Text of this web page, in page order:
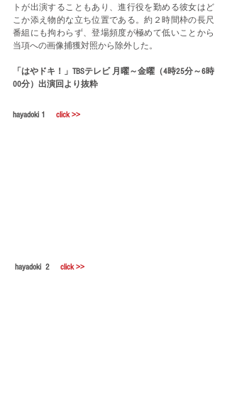
トが出演することもあり、進行役を勤める彼女はど
こか添え物的な立ち位置である。約２時間枠の長尺
番組にも拘わらず、登場頻度が極めて低いことから
当項への画像捕獲対照から除外した。
「はやドキ！」TBSテレビ 月曜～金曜（4時25分～6時
00分）出演回より抜粋
hayadoki 1 click >>
hayadoki 2 click >>